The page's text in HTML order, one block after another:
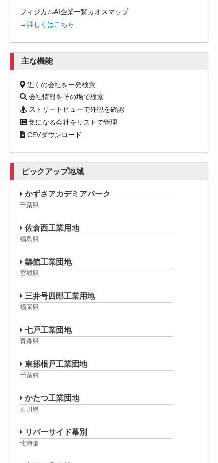
フィジカルAI企業一覧カオスマップ
→詳しくはこちら
主な機能
近くの会社を一発検索
会社情報をその場で検索
ストリートビューで外観を確認
気になる会社をリストで管理
CSVダウンロード
ピックアップ地域
かずさアカデミアパーク
千葉県
佐倉西工業用地
福島県
築館工業団地
宮城県
三井号四郎工業用地
福岡県
七戸工業団地
青森県
東部根戸工業団地
千葉県
かたつ工業団地
石川県
リバーサイド幕別
北海道